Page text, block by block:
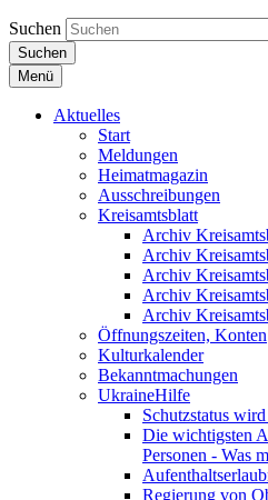
Suchen
Suchen
Menü
Aktuelles
Start
Meldungen
Heimatmagazin
Ausschreibungen
Kreisamtsblatt
Archiv
Archiv
Archiv
Archiv
Archiv
Öffnungszeiten, Konten
Kulturkalender
Bekanntmachungen
UkraineHilfe
Schutzstatus
Die wichtigsten
Personen - Was
Regierung von